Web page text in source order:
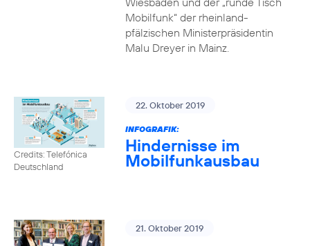
Mobilfunk“ der rheinland-
pfälzischen Ministerpräsidentin
Malu Dreyer in Mainz.
Credits: Telefónica
Deutschland
22. Oktober 2019
INFOGRAFIK:
Hindernisse im
Mobilfunkausbau
21. Oktober 2019